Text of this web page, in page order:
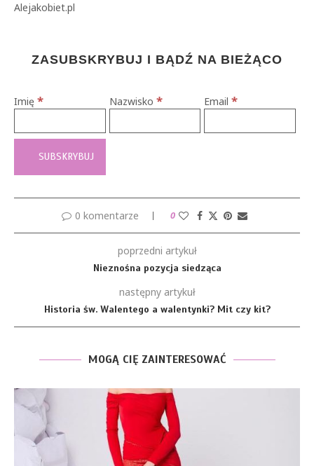
Alejakobiet.pl
ZASUBSKRYBUJ I BĄDŹ NA BIEŻĄCO
Imię * Nazwisko * Email*
0 komentarze 0
poprzedni artykuł
Nieznośna pozycja siedząca
następny artykuł
Historia św. Walentego a walentynki? Mit czy kit?
MOGĄ CIĘ ZAINTERESOWAĆ